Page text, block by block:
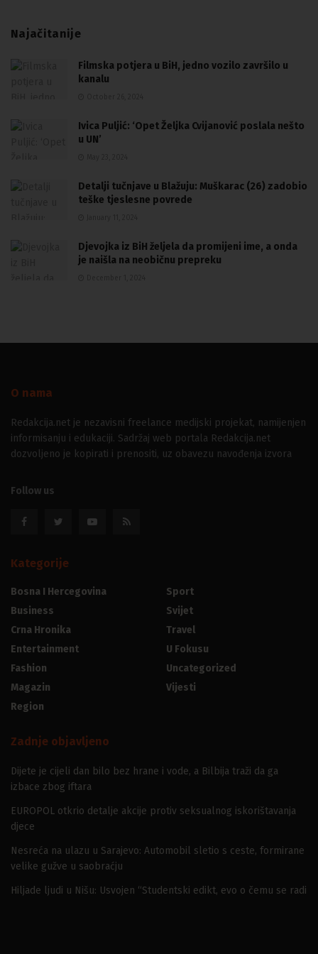
Najačitanije
Filmska potjera u BiH, jedno vozilo završilo u
kanalu
Ivica Puljić: ‘Opet Željka Cvijanović poslala nešto
u UN’
Detalji tučnjave u Blažuju: Muškarac (26) zadobio
teške tjeslesne povrede
Djevojka iz BiH željela da promijeni ime, a onda
je naišla na neobičnu prepreku
O nama
Redakcija.net je nezavisni freelance medijski projekat, namijenjen
informisanju i edukaciji. Sadržaj web portala Redakcija.net
dozvoljeno je kopirati i prenositi, uz obavezu navođenja izvora
Follow us
Kategorije
Bosna I Hercegovina
Business
Crna Hronika
Entertainment
Fashion
Magazin
Region
Sport
Svijet
Travel
U Fokusu
Uncategorized
Vijesti
Zadnje objavljeno
Dijete je cijeli dan bilo bez hrane i vode, a Bilbija traži da ga
izbace zbog iftara
EUROPOL otkrio detalje akcije protiv seksualnog iskorištavanja
djece
Nesreća na ulazu u Sarajevo: Automobil sletio s ceste, formirane
velike gužve u saobraćju
Hiljade ljudi u Nišu: Usvojen “Studentski edikt, evo o čemu se radi